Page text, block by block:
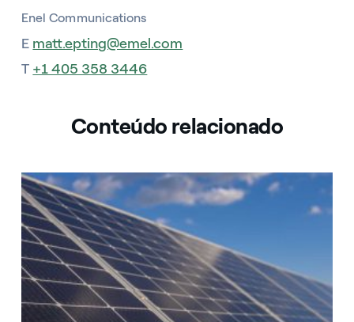
Enel Communications
E matt.epting@emel.com
T +1 405 358 3446
Conteúdo relacionado